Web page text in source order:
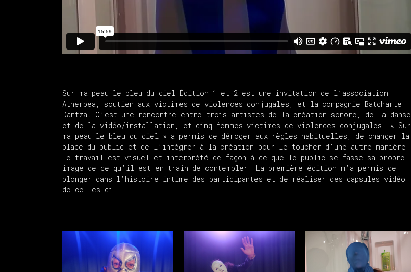
Sur ma peau le bleu du ciel Édition 1 et 2 est une invitation de l’association
Atherbea, soutien aux victimes de violences conjugales, et la compagnie Batcharte
Dantza. C’est une rencontre entre trois artistes de la création sonore, de la danse
et de la vidéo/installation, et cinq femmes victimes de violences conjugales. « Sur
ma peau le bleu du ciel » a permis de déroger aux règles habituelles, de changer la
place du public et de l’intégrer à la création pour le toucher d’une autre manière.
Le travail est visuel et interprété de façon à ce que le public se fasse sa propre
image de ce qu’il est en train de contempler. La première édition m’a permis de
plonger dans l’histoire intime des participantes et de réaliser des capsules vidéo
de celles-ci.